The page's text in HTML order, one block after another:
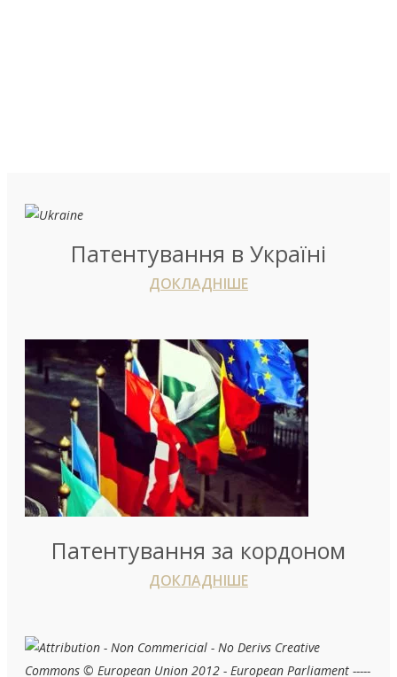
Патентування в Україні
ДОКЛАДНІШЕ
Патентування за кордоном
ДОКЛАДНІШЕ